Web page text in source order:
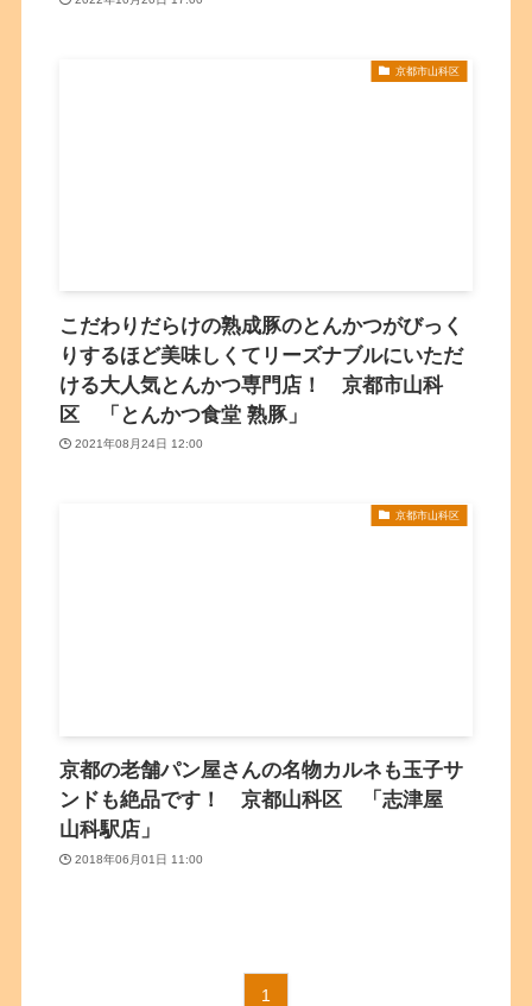
京都市山科区
こだわりだらけの熟成豚のとんかつがびっく
りするほど美味しくてリーズナブルにいただ
ける大人気とんかつ専門店！ 京都市山科
区 「とんかつ食堂 熟豚」
2021年08月24日 12:00
京都市山科区
京都の老舗パン屋さんの名物カルネも玉子サ
ンドも絶品です！ 京都山科区 「志津屋
山科駅店」
2018年06月01日 11:00
1